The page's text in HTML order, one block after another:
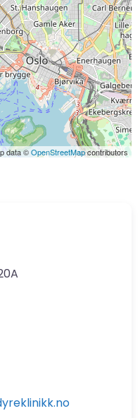
data ©OpenStreetMapcontributors